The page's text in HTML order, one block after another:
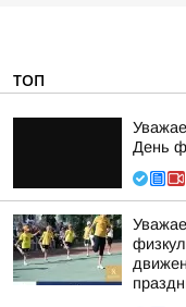
ТОП
День